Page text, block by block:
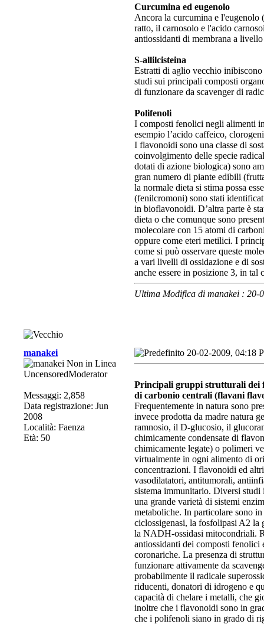
Curcumina ed eugenolo
Ancora la curcumina e
ratto, il carnosolo e l'acido
antiossidanti di membrana a
S-allilcisteina
Estratti di aglio vecchio
studi sui principali composti
di funzionare da scavenger di
Polifenoli
I composti fenolici negli alimenti
esempio l’acido caffeico,
I flavonoidi sono una classe di
coinvolgimento delle specie
dotati di azione biologica) sono
gran numero di piante edibili
la normale dieta si stima possa
(fenilcromoni) sono stati
in bioflavonoidi. D’altra parte è
dieta o che comunque sono
molecolare con 15 atomi di
oppure come eteri metilici. I
come si può osservare queste
a vari livelli di ossidazione e di
anche essere in posizione 3, in
Ultima Modifica di manakei : 20-
manakei
UncensoredModerator
Messaggi: 2,858
Data registrazione: Jun
2008
Località: Faenza
Età: 50
20-02-2009, 04:18
Principali gruppi strutturali dei
di carbonio centrali (flavani
Frequentemente in natura sono
invece prodotta da madre natura
ramnosio, il D-glucosio, il
chimicamente condensate di
chimicamente legate) o polimeri
virtualmente in ogni alimento di
concentrazioni. I flavonoidi ed
vasodilatatori, antitumorali,
sistema immunitario. Diversi
una grande varietà di sistemi
metaboliche. In particolare sono
ciclossigenasi, la fosfolipasi A2 la
la NADH-ossidasi mitocondriali.
antiossidanti dei composti fenolici
coronariche. La presenza di
funzionare attivamente da
probabilmente il radicale
riducenti, donatori di idrogeno e
capacità di chelare i metalli, che
inoltre che i flavonoidi sono in
che i polifenoli siano in grado di